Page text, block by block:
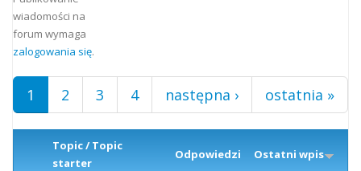
wiadomości na
forum wymaga
zalogowania się.
1 2 3 4 następna › ostatnia »
Topic / Topic
starter
Odpowiedzi Ostatni wpis